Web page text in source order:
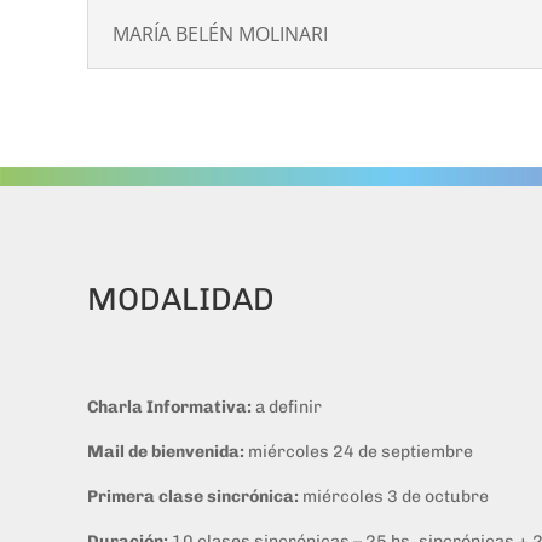
MARÍA BELÉN MOLINARI
MODALIDAD
Charla Informativa: a definir
Mail de bienvenida: miércoles 24 de septiembre
Primera clase sincrónica: miércoles 3 de octubre